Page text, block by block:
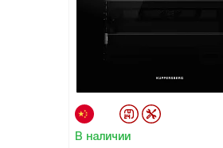
В наличии